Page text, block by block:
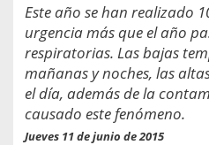
Este año se han realizado
urgencia más que el año
respiratorias. Las bajas
mañanas y noches, las
el día, además de la
causado este fenómeno.
Jueves 11 de junio de 2015